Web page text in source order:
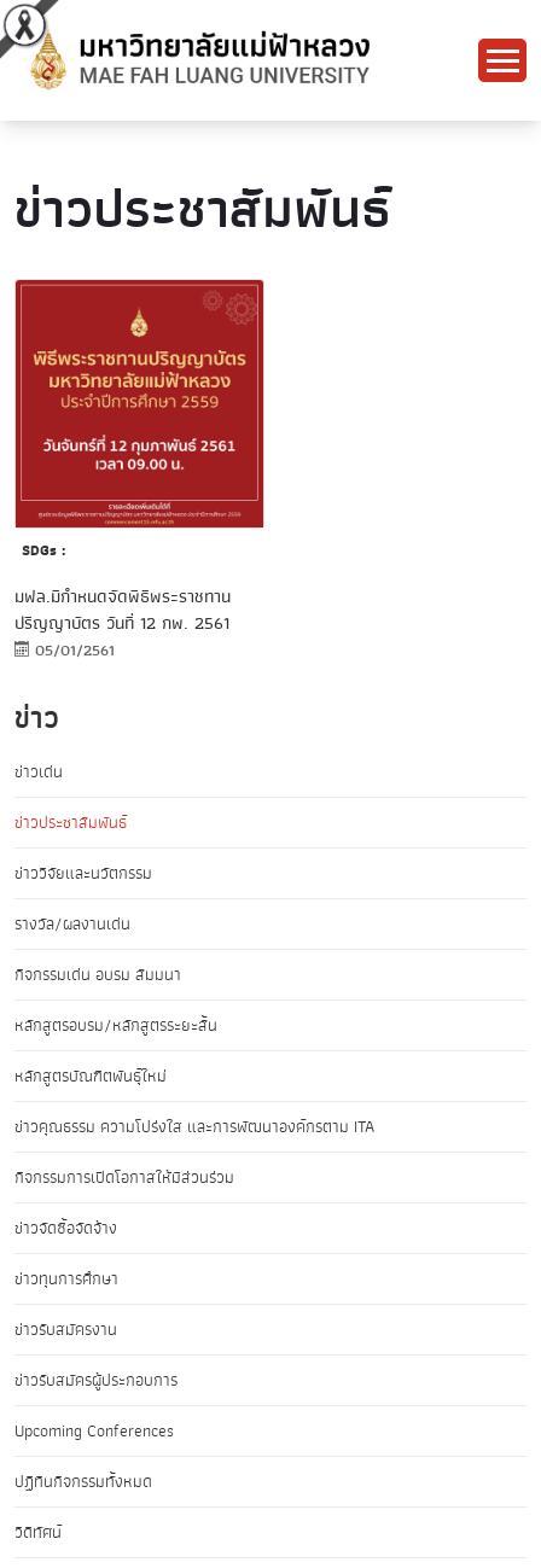
ข่าวประชาสัมพันธ์
SDGs :
มฟล.มีกำหนดจัดพิธีพระราชทาน
ปริญญาบัตร วันที่ 12 กพ. 2561
05/01/2561
ข่าว
ข่าวเด่น
ข่าวประชาสัมพันธ์
ข่าววิจัยและนวัตกรรม
รางวัล/ผลงานเด่น
กิจกรรมเด่น อบรม สัมมนา
หลักสูตรอบรม/หลักสูตรระยะสั้น
หลักสูตรบัณฑิตพันธุ์ใหม่
ข่าวคุณธรรม ความโปร่งใส และการพัฒนาองค์กรตาม ITA
กิจกรรมการเปิดโอกาสให้มีส่วนร่วม
ข่าวจัดซื้อจัดจ้าง
ข่าวทุนการศึกษา
ข่าวรับสมัครงาน
ข่าวรับสมัครผู้ประกอบการ
Upcoming Conferences
ปฏิทินกิจกรรมทั้งหมด
วิดีทัศน์